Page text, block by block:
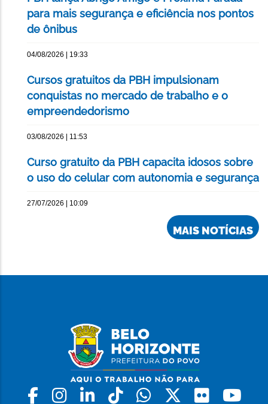
para mais segurança e eficiência nos pontos
de ônibus
04/08/2026 | 19:33
Cursos gratuitos da PBH impulsionam
conquistas no mercado de trabalho e o
empreendedorismo
03/08/2026 | 11:53
Curso gratuito da PBH capacita idosos sobre
o uso do celular com autonomia e segurança
27/07/2026 | 10:09
MAIS NOTÍCIAS
Facebook
Instagram
LinkedinTiktokWhatsapp
X Flickr